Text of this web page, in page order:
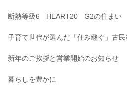
断熱等級6 HEART20 G2の住まい
子育て世代が選んだ「住み継ぐ」古
新年のご挨拶と営業開始のお知らせ
暮らしを豊かに